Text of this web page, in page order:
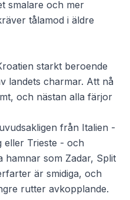
smalare och mer
tålamod i äldre
starkt beroende
landets charmar. Att nå
och nästan alla färjor
från Italien -
eller Trieste - och
som Zadar, Split
är smidiga, och
rutter avkopplande.